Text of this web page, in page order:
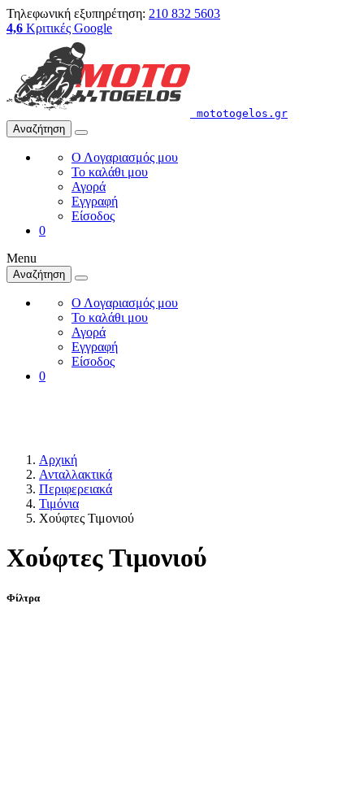
Τηλεφωνική εξυπηρέτηση: 210 832 5603
4,6 Κριτικές Google
mototogelos.gr
Αναζήτηση
Ο Λογαριασμός μου
Το καλάθι μου
Αγορά
Εγγραφή
Είσοδος
0
Menu
Αναζήτηση
Ο Λογαριασμός μου
Το καλάθι μου
Αγορά
Εγγραφή
Είσοδος
0
Αρχική
Ανταλλακτικά
Περιφερειακά
Τιμόνια
Χούφτες Τιμονιού
Χούφτες Τιμονιού
Φίλτρα